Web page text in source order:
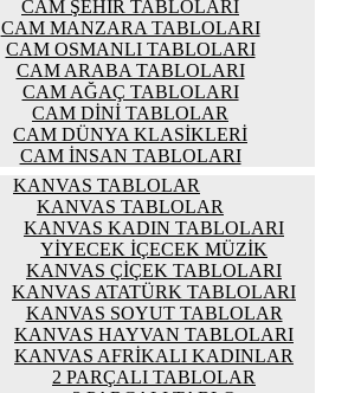
CAM ŞEHIR TABLOLARI
CAM MANZARA TABLOLARI
CAM OSMANLI TABLOLARI
CAM ARABA TABLOLARI
CAM AĞAÇ TABLOLARI
CAM DINI TABLOLAR
CAM DÜNYA KLASIKLERI
CAM İNSAN TABLOLARI
KANVAS TABLOLAR
KANVAS TABLOLAR
KANVAS KADIN TABLOLARI
YIYECEK İÇECEK MÜZIK
KANVAS ÇIÇEK TABLOLARI
KANVAS ATATÜRK TABLOLARI
KANVAS SOYUT TABLOLAR
KANVAS HAYVAN TABLOLARI
KANVAS AFRIKALI KADINLAR
2 PARÇALI TABLOLAR